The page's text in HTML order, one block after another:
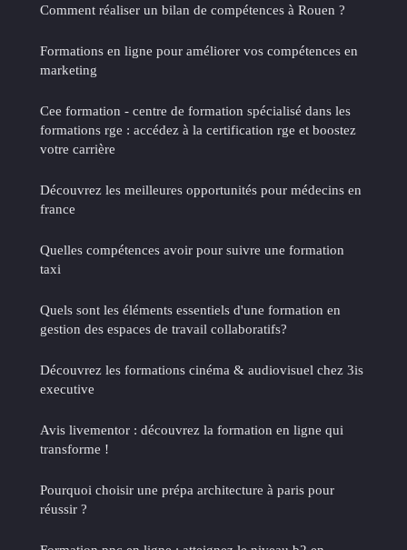
Comment réaliser un bilan de compétences à Rouen ?
Formations en ligne pour améliorer vos compétences en
marketing
Cee formation - centre de formation spécialisé dans les
formations rge : accédez à la certification rge et boostez
votre carrière
Découvrez les meilleures opportunités pour médecins en
france
Quelles compétences avoir pour suivre une formation
taxi
Quels sont les éléments essentiels d'une formation en
gestion des espaces de travail collaboratifs?
Découvrez les formations cinéma & audiovisuel chez 3is
executive
Avis livementor : découvrez la formation en ligne qui
transforme !
Pourquoi choisir une prépa architecture à paris pour
réussir ?